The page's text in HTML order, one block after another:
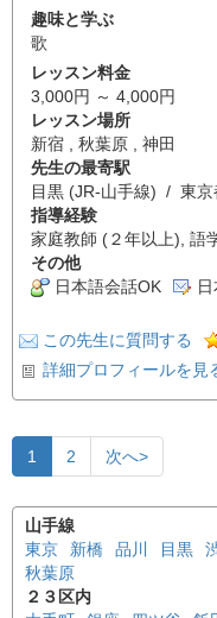
趣味と学ぶ
歌
レッスン料金
3,000円 ～ 4,000円
レッスン場所
新宿 , 秋葉原 , 神田
先生の最寄駅
目黒 (JR-山手線) / 東京
指導経験
家庭教師 (２年以上), 語
その他
日本語会話OK
この先生に質問する
詳細プロフィールを見
1 2 次へ>
山手線
東京
新橋 品川 目黒
秋葉原
２３区内